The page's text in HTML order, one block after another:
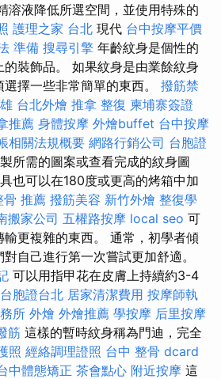
溶液降低所選空間，並使用特殊的
護理之家 台北 現代 台中按摩平價
準備 搜尋引擎 年齡紋身是個性的
裝飾品。 如果紋身是由業餘紋身
擇一些非常簡單的東西。 撥筋禁
台北外燴 推拿 整復 柬埔寨簽證
推薦 身體按摩 外燴buffet 台中按摩
相關法規概要 網路行銷公司 台胞證
所需的圖案或查看完成的紋身圖
也可以在180度或更高的烤箱中加
骨 推薦 撥筋美容 新竹外燴 整復學
搬家公司 五權路按摩 local seo 可
更複雜的東西。 通常，初學者傾
自己進行第一次嘗試更加舒適。
可以用指甲花在皮膚上持續約3-4
台胞證台北 居家清潔費用 按摩師執
所 外燴 外燴推薦 學按摩 后里按摩
筋 這樣的暫時紋身稱為門迪，完全
照 經絡調理證照 台中 整骨 dcard
中體態矯正 茶會點心 附近按摩 這